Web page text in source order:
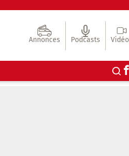
Annonces Podcasts